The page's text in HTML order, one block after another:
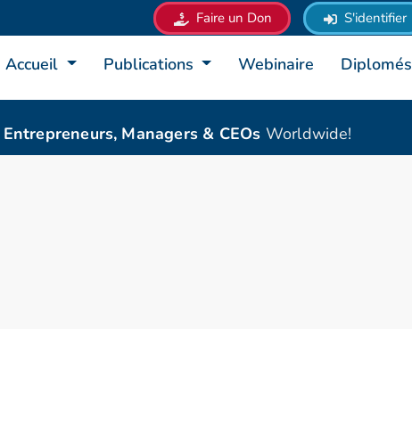
Faire un Don S'identifier
Accueil Publications Webinaire Diplomés
Entrepreneurs, Managers & CEOs Worldwide!